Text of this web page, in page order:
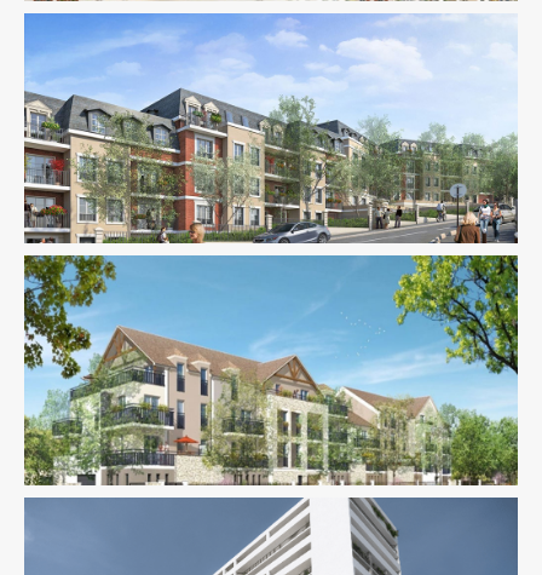
Fluides Logement Structure Thermique VRD
AMO Logement